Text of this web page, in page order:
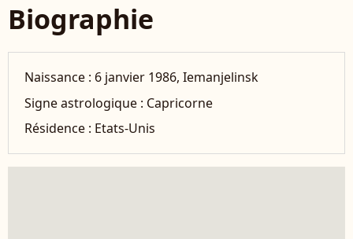
Biographie
Naissance : 6 janvier 1986, Iemanjelinsk
Signe astrologique : Capricorne
Résidence : Etats-Unis